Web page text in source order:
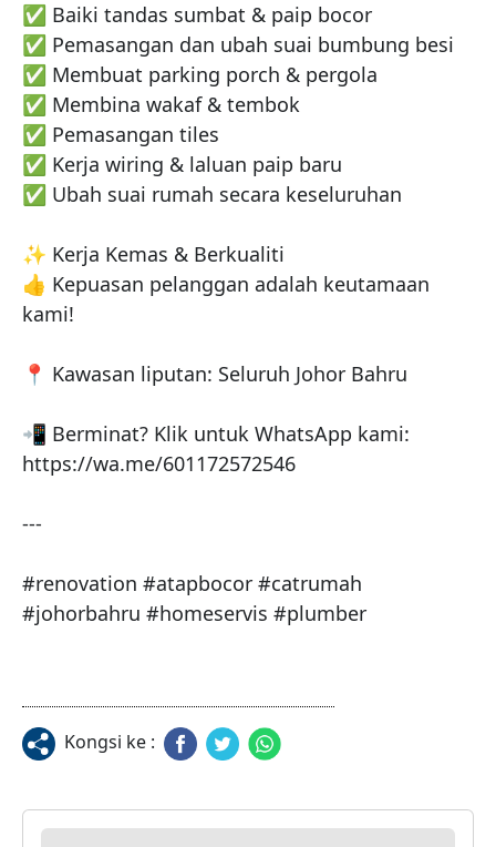
✅ Baiki tandas sumbat & paip bocor
✅ Pemasangan dan ubah suai bumbung besi
✅ Membuat parking porch & pergola
✅ Membina wakaf & tembok
✅ Pemasangan tiles
✅ Kerja wiring & laluan paip baru
✅ Ubah suai rumah secara keseluruhan
✨ Kerja Kemas & Berkualiti
👍 Kepuasan pelanggan adalah keutamaan
kami!
📍 Kawasan liputan: Seluruh Johor Bahru
📲 Berminat? Klik untuk WhatsApp kami:
https://wa.me/601172572546
---
#renovation #atapbocor #catrumah
#johorbahru #homeservis #plumber
Kongsi ke :